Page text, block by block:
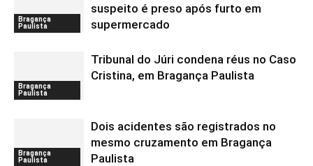
Bragança
Paulista
suspeito é preso após furto em
supermercado
Bragança
Paulista
Tribunal do Júri condena réus no Caso
Cristina, em Bragança Paulista
Bragança
Paulista
Dois acidentes são registrados no
mesmo cruzamento em Bragança
Paulista